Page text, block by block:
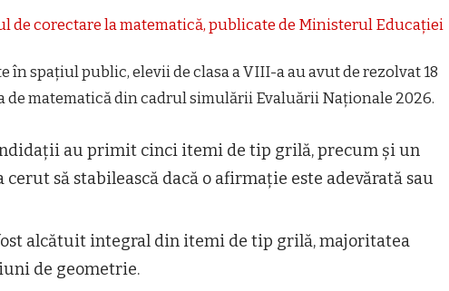
de corectare la matematică, publicate de Ministerul Educației
spațiul public, elevii de clasa a VIII-a au avut de rezolvat 18
de matematică din cadrul simulării Evaluării Naționale 2026.
au primit cinci itemi de tip grilă, precum și un
să stabilească dacă o afirmație este adevărată sau
alcătuit integral din itemi de tip grilă, majoritatea
de geometrie.